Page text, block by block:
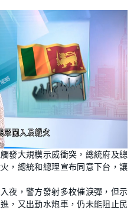
發大規模示威衝突，總統府及總
，總統和總理宣布同意下台，讓
夜，警方發射多枚催淚彈，但示
，又出動水炮車，仍未能阻止民